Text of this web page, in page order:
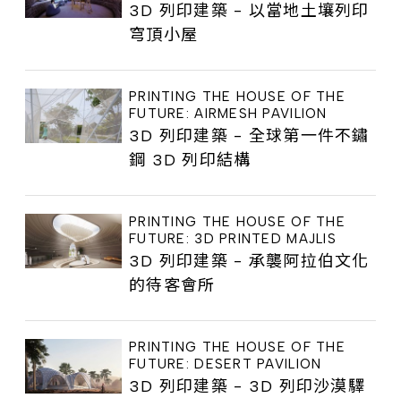
3D 列印建築 - 以當地土壤列印
穹頂小屋
PRINTING THE HOUSE OF THE
FUTURE: AIRMESH PAVILION
3D 列印建築 - 全球第一件不鏽
鋼 3D 列印結構
PRINTING THE HOUSE OF THE
FUTURE: 3D PRINTED MAJLIS
3D 列印建築 - 承襲阿拉伯文化
的待客會所
PRINTING THE HOUSE OF THE
FUTURE: DESERT PAVILION
3D 列印建築 - 3D 列印沙漠驛